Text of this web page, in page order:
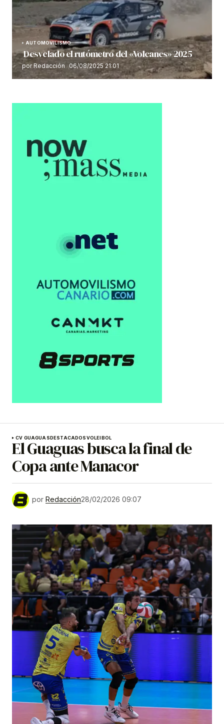
AUTOMOVILISMO
Desvelado el rutómetro del «Volcanes» 2025
por Redacción 06/08/2025 21:01
CV GUAGUAS DESTACADOSVOLEIBOL
El Guaguas busca la final de
Copa ante Manacor
por Redacción28/02/2026 09:07